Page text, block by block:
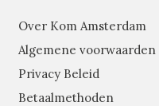
Over Kom Amsterdam
Algemene voorwaarden
Privacy Beleid
Betaalmethoden